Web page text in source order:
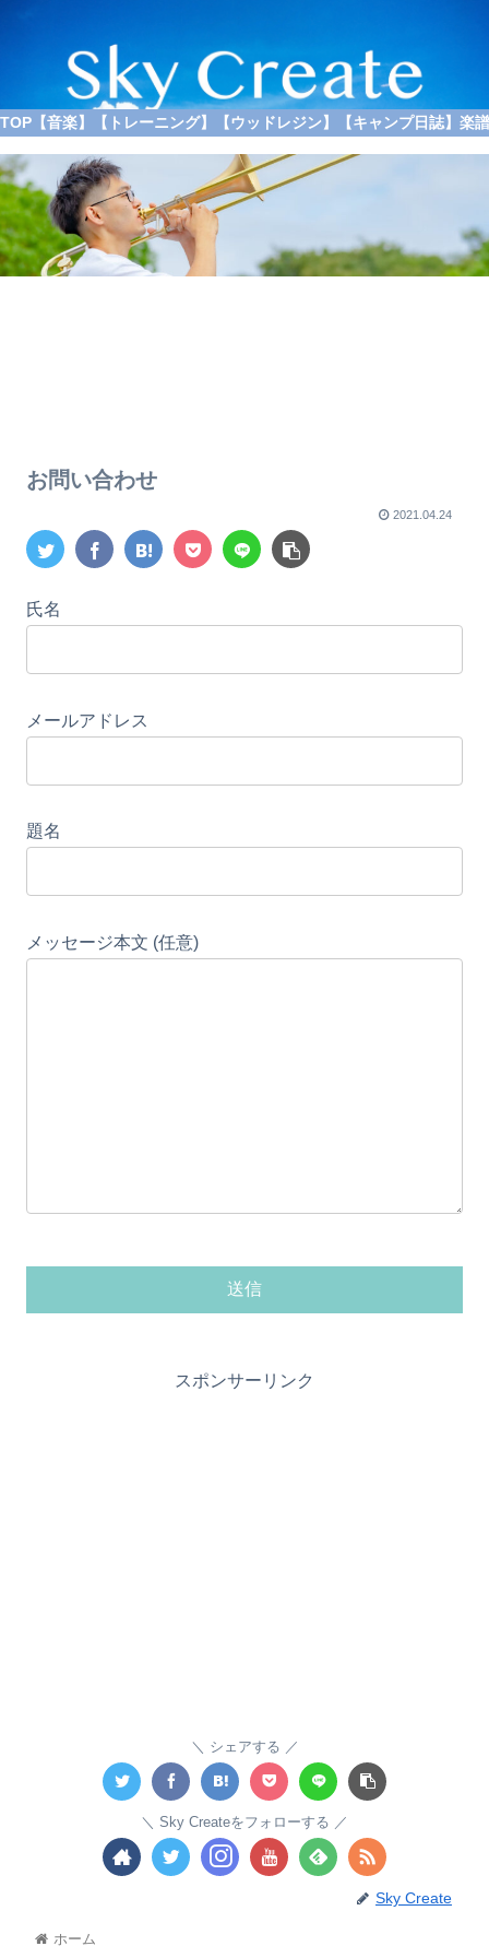
TOP 【音楽】 【トレーニング】 【ウッドレジン】 【キャンプ日誌】 楽
お問い合わせ
2021.04.24
氏名
メールアドレス
題名
メッセージ本文 (任意)
スポンサーリンク
シェアする
Sky Createをフォローする
Sky Create
ホーム